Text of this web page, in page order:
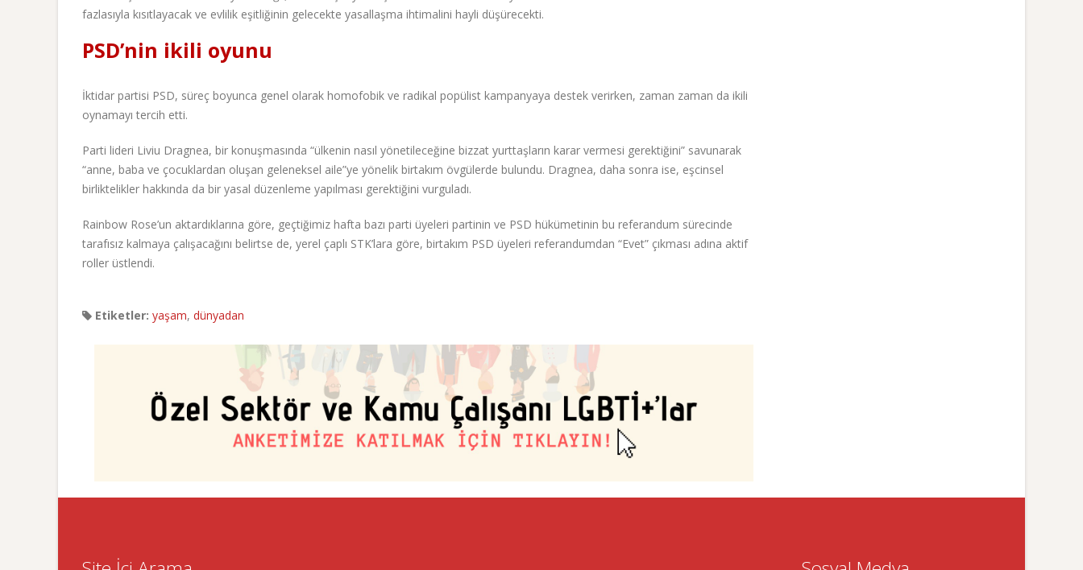
fazlasıyla kısıtlayacak ve evlilik eşitliğinin gelecekte yasallaşma ihtimalini hayli düşürecekti.
PSD’nin ikili oyunu
İktidar partisi PSD, süreç boyunca genel olarak homofobik ve radikal popülist kampanyaya destek verirken, zaman zaman da ikili
oynamayı tercih etti.
Parti lideri Liviu Dragnea, bir konuşmasında “ülkenin nasıl yönetileceğine bizzat yurttaşların karar vermesi gerektiğini” savunarak
“anne, baba ve çocuklardan oluşan geleneksel aile”ye yönelik birtakım övgülerde bulundu. Dragnea, daha sonra ise, eşcinsel
birliktelikler hakkında da bir yasal düzenleme yapılması gerektiğini vurguladı.
Rainbow Rose’un aktardıklarına göre, geçtiğimiz hafta bazı parti üyeleri partinin ve PSD hükümetinin bu referandum sürecinde
tarafısız kalmaya çalışacağını belirtse de, yerel çaplı STK’lara göre, birtakım PSD üyeleri referandumdan “Evet” çıkması adına aktif
roller üstlendi.
Etiketler: yaşam, dünyadan